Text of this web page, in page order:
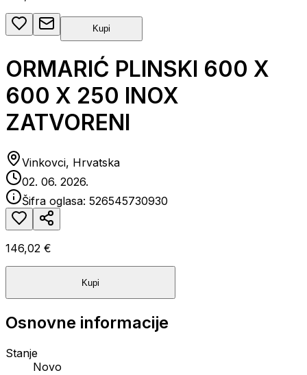
Kupi
ORMARIĆ PLINSKI 600 X
600 X 250 INOX
ZATVORENI
Vinkovci, Hrvatska
02. 06. 2026.
Šifra oglasa: 526545730930
146,02 €
Kupi
Osnovne informacije
Stanje
Novo